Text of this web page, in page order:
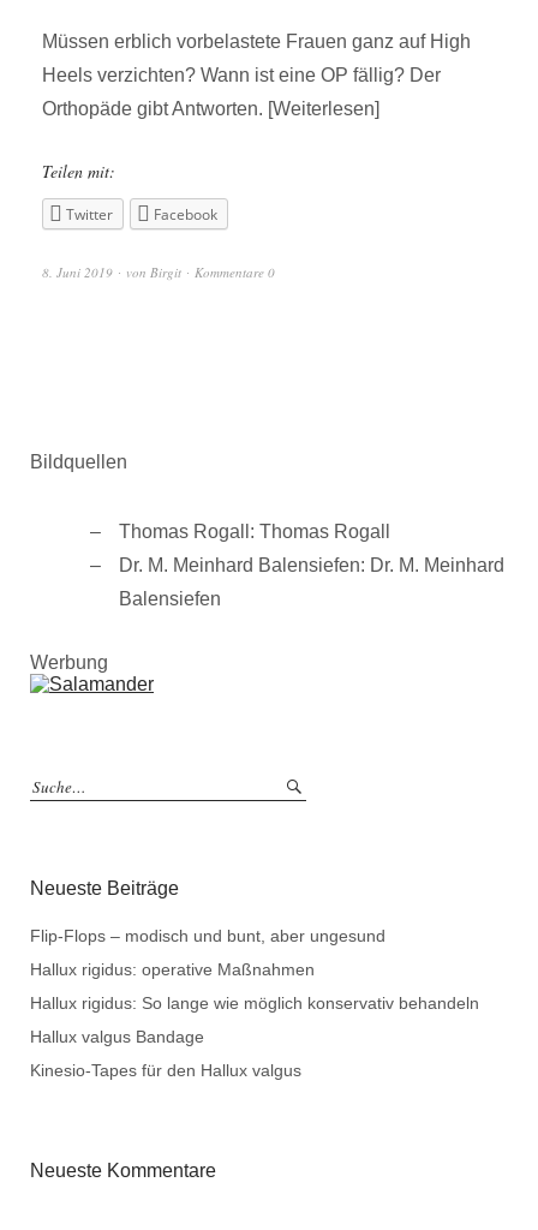
Müssen erblich vorbelastete Frauen ganz auf High
Heels verzichten? Wann ist eine OP fällig? Der
Orthopäde gibt Antworten. Weiterlesen
Teilen mit:
Twitter Facebook
8. Juni 2019 von Birgit Kommentare 0
Bildquellen
Thomas Rogall: Thomas Rogall
Dr. M. Meinhard Balensiefen: Dr. M. Meinhard
Balensiefen
Werbung
Neueste Beiträge
Flip-Flops – modisch und bunt, aber ungesund
Hallux rigidus: operative Maßnahmen
Hallux rigidus: So lange wie möglich konservativ behandeln
Hallux valgus Bandage
Kinesio-Tapes für den Hallux valgus
Neueste Kommentare